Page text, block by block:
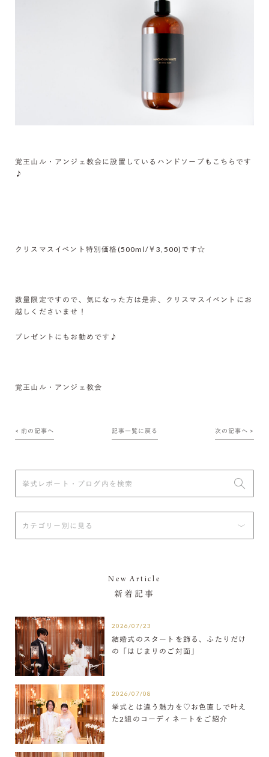
覚王山ル・アンジェ教会に設置しているハンドソープもこちらです
♪
クリスマスイベント特別価格(500ml/￥3,500)です☆
数量限定ですので、気になった方は是非、クリスマスイベントにお
越しくださいませ！
プレゼントにもお勧めです♪
覚王山ル・アンジェ教会
< 前の記事へ 記事一覧に戻る 次の記事へ >
New Article
新着記事
2026/07/23
結婚式のスタートを飾る、ふたりだけ
の「はじまりのご対面」
2026/07/08
挙式とは違う魅力を♡お色直しで叶え
た2組のコーディネートをご紹介